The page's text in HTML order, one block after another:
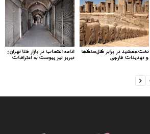
ادامه اعتصاب در بازار طلا تهران؛
تبریز نیز پیوست به اعتراضات
تخت‌جمشید در برابر گل‌سنگ‌ها
و تهدیدات قارچی